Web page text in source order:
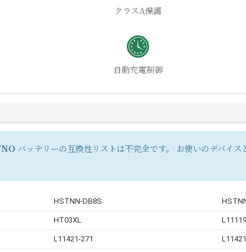
クラスA保護
自動充電制御
バッテリーの互換性リストは不完全です。 お使いのデバイス
HSTNN-DB8S
HT03XL
L11421-271